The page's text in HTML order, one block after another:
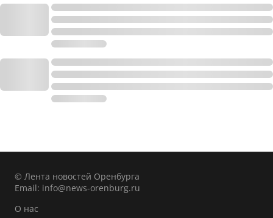
© Лента новостей Оренбурга
Email: info@news-orenburg.ru
О нас